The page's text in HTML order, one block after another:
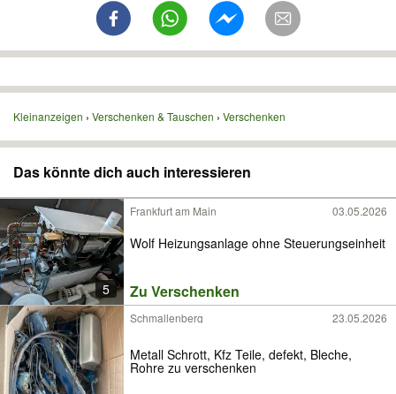
Kleinanzeigen Verschenken & Tauschen Verschenken
Das könnte dich auch interessieren
5
Frankfurt am Main 03.05.2026
Wolf Heizungsanlage ohne Steuerungseinheit
Zu Verschenken
Schmallenberg 23.05.2026
Metall Schrott, Kfz Teile, defekt, Bleche,
Rohre zu verschenken